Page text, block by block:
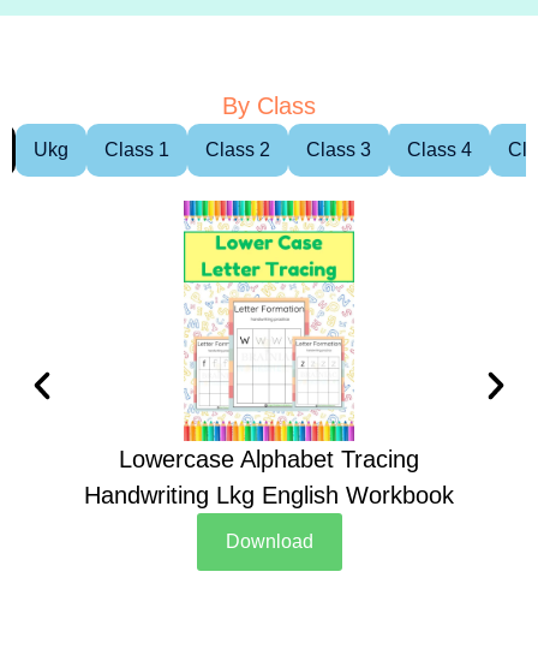
By Class
Ukg Class 1 Class 2 Class 3 Class 4
Lowercase Alphabet Tracing
Handwriting Lkg English Workbook
Download